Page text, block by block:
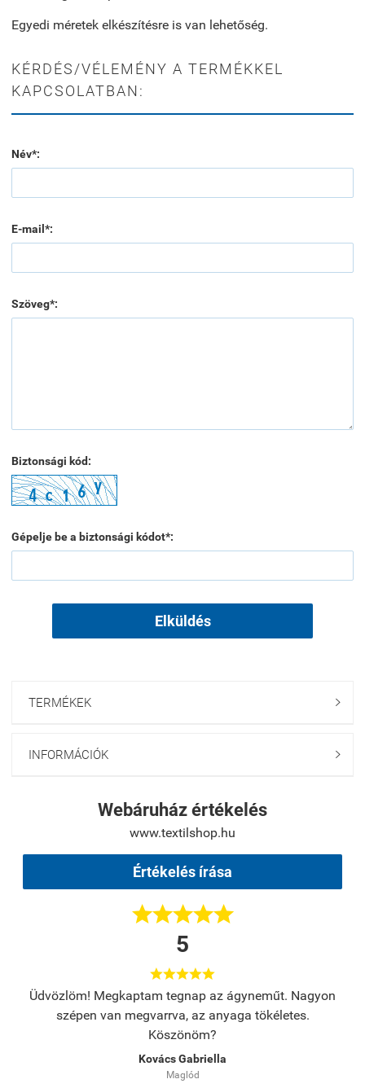
Egyedi méretek elkészítésre is van lehetőség.
KÉRDÉS/VÉLEMÉNY A TERMÉKKEL
KAPCSOLATBAN:
Név*:
E-mail*:
Szöveg*:
Biztonsági kód:
Gépelje be a biztonsági kódot*:
Elküldés
TERMÉKEK 
INFORMÁCIÓK 
Webáruház értékelés
www.textilshop.hu
Értékelés írása

5

Üdvözlöm! Megkaptam tegnap az ágyneműt. Nagyon
szépen van megvarrva, az anyaga tökéletes.
Köszönöm?
Kovács Gabriella
Maglód